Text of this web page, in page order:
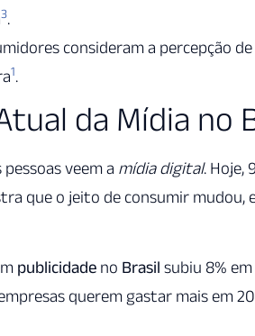
3.
consideram a percepção
1.
da Mídia no
veem a mídia digital. Hoje,
que o jeito de consumir mudou,
publicidade no Brasil subiu 8%
querem gastar mais em